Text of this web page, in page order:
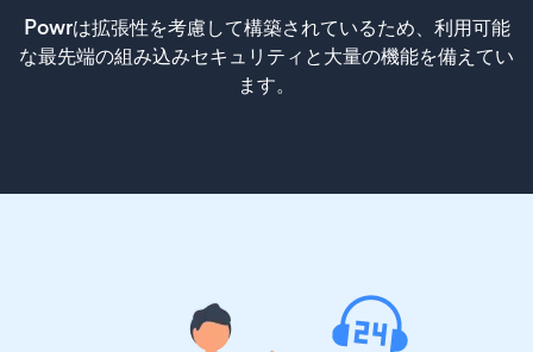
Powrは拡張性を考慮して構築されているため、利用可能
な最先端の組み込みセキュリティと大量の機能を備えてい
ます。